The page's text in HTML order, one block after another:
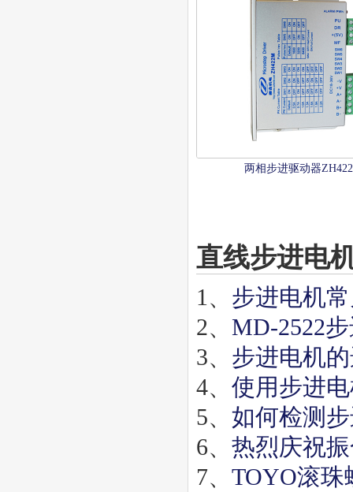
两相步进驱动器
直线步进电
1、 步进电机
2、 MD-2522
3、 步进电机
4、 使用步进
5、 如何检测
6、 热烈庆祝
7、 TOYO滚珠